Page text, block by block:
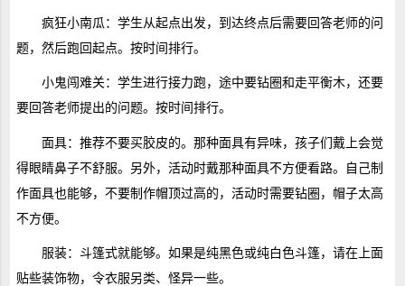
疯狂小南瓜：学生从起点出发，到达终点后需要回答老师的问
题，然后跑回起点。按时间排行。
小鬼闯难关：学生进行接力跑，途中要钻圈和走平衡木，还要
要回答老师提出的问题。按时间排行。
面具：推荐不要买胶皮的。那种面具有异味，孩子们戴上会觉
得眼睛鼻子不舒服。另外，活动时戴那种面具不方便看路。自己制
作面具也能够，不要制作帽顶过高的，活动时需要钻圈，帽子太高
不方便。
服装：斗篷式就能够。如果是纯黑色或纯白色斗篷，请在上面
贴些装饰物，令衣服另类、怪异一些。